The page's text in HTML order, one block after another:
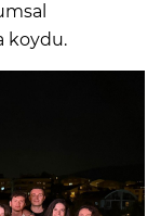
koydu.